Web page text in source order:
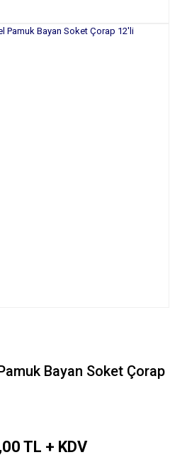
Bayan Soket Çorap
TL + KDV